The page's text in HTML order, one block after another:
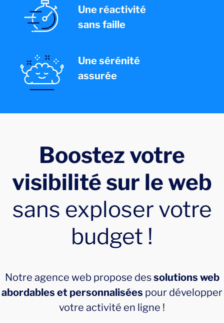
Une réactivité
sans faille
Une sérénité
assurée
Boostez votre
visibilité sur le web
sans exploser votre
budget !
Notre agence web propose dessolutions web
abordables et personnalisées pour développer
votre activité en ligne !